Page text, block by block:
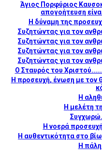
Άγιος Πορφύριος
απογοήτευση
Η δύναμη της
Συζητώντας για τον
Συζητώντας για τον
Συζητώντας για τον
Συζητώντας για τον
Ο Σταυρός του
Η προσευχή, ένωση με τον
Η
Η μελέτη
Η νοερά
H αυθεντικότητα στο
Η